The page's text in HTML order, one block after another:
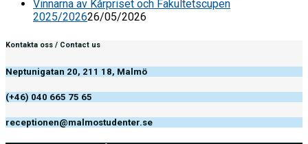
Vinnarna av Kårpriset och Fakultetscupen
2025/202626/05/2026
Kontakta oss / Contact us
Neptunigatan 20, 211 18, Malmö
(+46) 040 665 75 65
receptionen@malmostudenter.se